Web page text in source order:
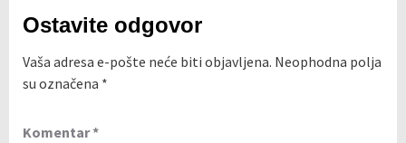
Ostavite odgovor
Vaša adresa e-pošte neće biti objavljena. Neophodna polja
su označena *
Komentar*